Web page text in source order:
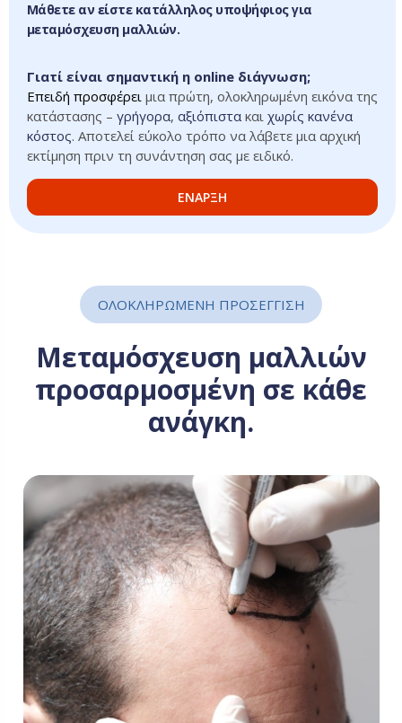
Μάθετε αν είστε κατάλληλος υποψήφιος για
μεταμόσχευση μαλλιών.
Γιατί είναι σημαντική η online διάγνωση;
Επειδή προσφέρειμια πρώτη, ολοκληρωμένη εικόνα της
κατάστασης – γρήγορα, αξιόπιστα και χωρίς κανένα
κόστος. Αποτελεί εύκολο τρόπο να λάβετε μια αρχική
εκτίμηση πριν τη συνάντηση σας με ειδικό.
ΕΝΑΡΞΗ
ΟΛΟΚΛΗΡΩΜΕΝΗ ΠΡΟΣΕΓΓΙΣΗ
Μεταμόσχευση μαλλιών
προσαρμοσμένη σε κάθε
ανάγκη.